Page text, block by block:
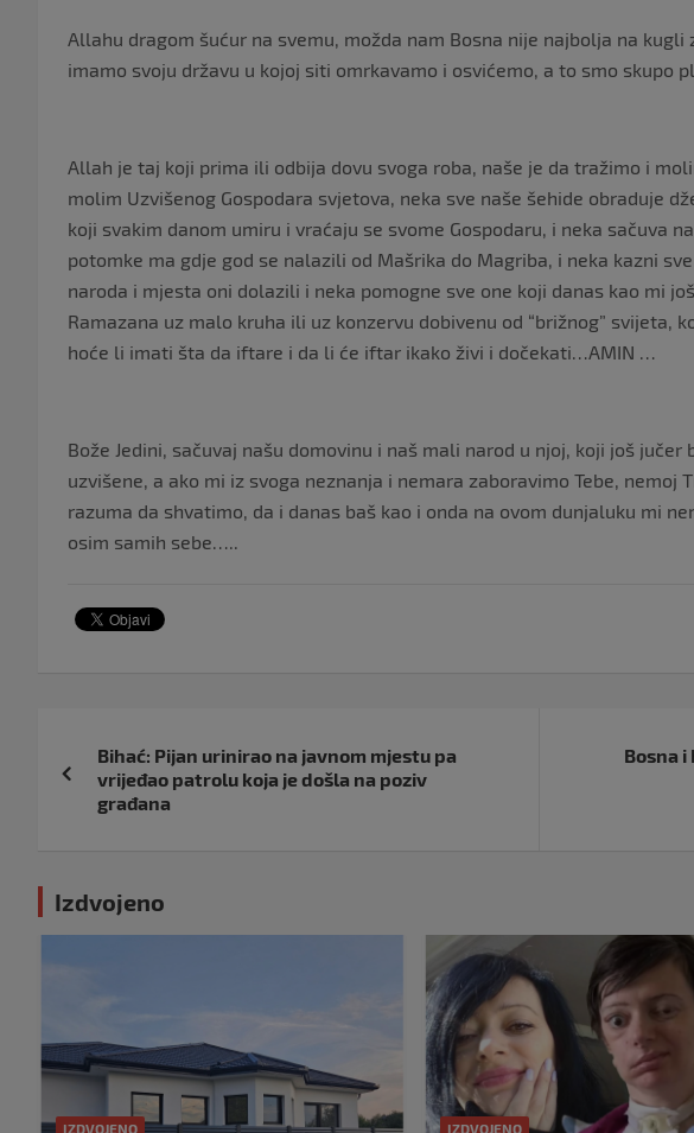
Allahu dragom šućur na svemu, možda nam Bosna nije najbolja na
imamo svoju državu u kojoj siti omrkavamo i osvićemo, a to smo skupo
Allah je taj koji prima ili odbija dovu svoga roba, naše je da tražimo i
molim Uzvišenog Gospodara svjetova, neka sve naše šehide obraduje
koji svakim danom umiru i vraćaju se svome Gospodaru, i neka sačuva
potomke ma gdje god se nalazili od Mašrika do Magriba, i neka kazni
naroda i mjesta oni dolazili i neka pomogne sve one koji danas kao mi
Ramazana uz malo kruha ili uz konzervu dobivenu od “brižnog” svijeta,
hoće li imati šta da iftare i da li će iftar ikako živi i dočekati…AMIN …
Bože Jedini, sačuvaj našu domovinu i naš mali narod u njoj, koji još jučer
uzvišene, a ako mi iz svoga neznanja i nemara zaboravimo Tebe, nemoj
razuma da shvatimo, da i danas baš kao i onda na ovom dunjaluku mi
osim samih sebe…..
objava
Bihać: Pijan urinirao na javnom mjestu pa
vrijeđao patrolu koja je došla na poziv
građana
Bosna
Izdvojeno
IZDVOJENO IZDVOJENO